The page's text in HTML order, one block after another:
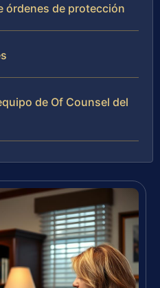
órdenes de protección
de Of Counsel del